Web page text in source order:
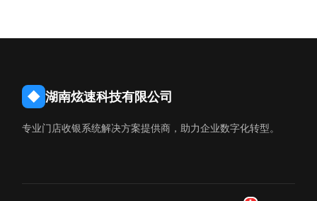
◆ 湖南炫速科技有限公司
专业门店收银系统解决方案提供商，助力企业数字化转型。